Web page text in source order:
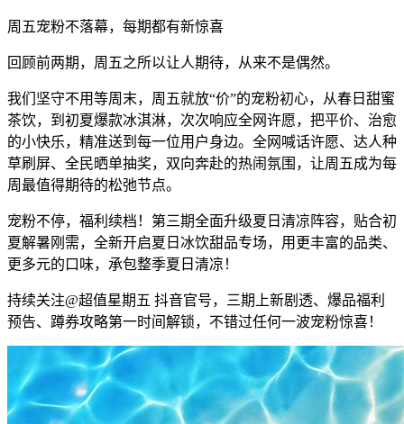
周五宠粉不落幕，每期都有新惊喜
回顾前两期，周五之所以让人期待，从来不是偶然。
我们坚守不用等周末，周五就放“价”的宠粉初心，从春日甜蜜
茶饮，到初夏爆款冰淇淋，次次响应全网许愿，把平价、治愈
的小快乐，精准送到每一位用户身边。全网喊话许愿、达人种
草刷屏、全民晒单抽奖，双向奔赴的热闹氛围，让周五成为每
周最值得期待的松弛节点。
宠粉不停，福利续档！第三期全面升级夏日清凉阵容，贴合初
夏解暑刚需，全新开启夏日冰饮甜品专场，用更丰富的品类、
更多元的口味，承包整季夏日清凉！
持续关注@超值星期五 抖音官号，三期上新剧透、爆品福利
预告、蹲券攻略第一时间解锁，不错过任何一波宠粉惊喜！